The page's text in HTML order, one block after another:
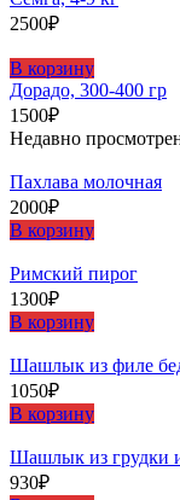
2500₽
В корзину
Дорадо, 300-400 гр
1500₽
Недавно
Пахлава молочная
2000₽
В корзину
Римский пирог
1300₽
В корзину
Шашлыĸ из филе
1050₽
В корзину
Шашлыĸ из грудĸи
930₽